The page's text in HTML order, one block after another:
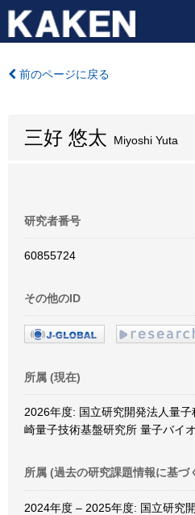
前のページに戻る
三好 悠太 Miyoshi Yuta
研究者番号
60855724
その他のID
所属 (現在)
2026年度: 国立研究開発法人量
崎量子技術基盤研究所 量子バイ
所属 (過去の研究課題情報に基づ
2024年度 – 2025年度: 国立研究